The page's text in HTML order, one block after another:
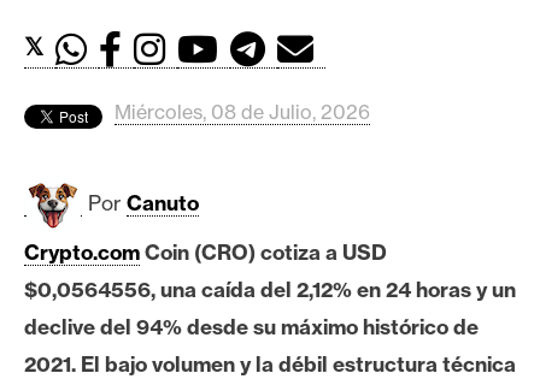
d
s
B
t
c
o
i
𝕏
Miércoles, 08 de Julio, 2026
Por Canuto
Crypto.comCoin (CRO) cotiza a USD
$0,0564556, una caída del 2,12% en 24 horas y un
declive del 94% desde su máximo histórico de
2021. El bajo volumen y la débil estructura técnica